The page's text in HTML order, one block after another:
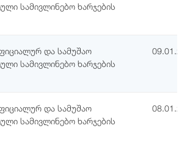
სამივლინებო ხარჯების
და სამუშაო
სამივლინებო ხარჯების
და სამუშაო
სამივლინებო ხარჯების